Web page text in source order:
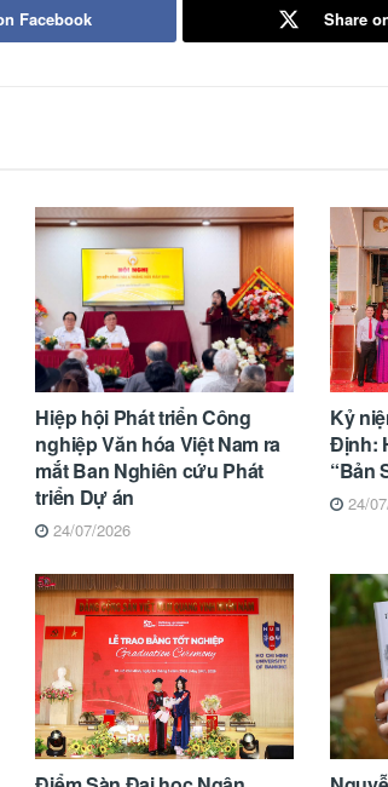
Facebook Share
Hiệp hội Phát triển Công
nghiệp Văn hóa Việt Nam ra
mắt Ban Nghiên cứu Phát
triển Dự án
24/07/2026
Kỷ
Định:
“Bản
24/